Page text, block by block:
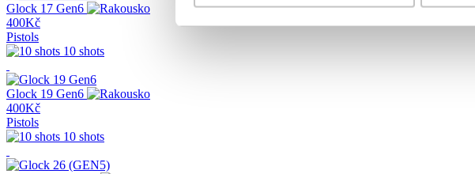
Glock 17 Gen6
400Kč
Pistols
10 shots
Glock 19 Gen6
400Kč
Pistols
10 shots